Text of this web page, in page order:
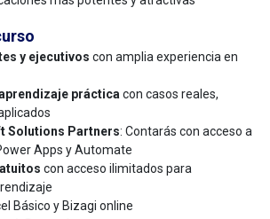
y ejecutivos con amplia experiencia en
prácticacon casos reales,
Solutions Partners: Contarás con acceso a
Apps y Automate
con acceso ilimitados para
Básico y Bizagi online